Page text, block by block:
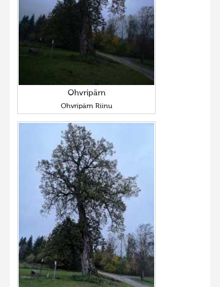
Ohvripärn
Ohvripärn Riinu